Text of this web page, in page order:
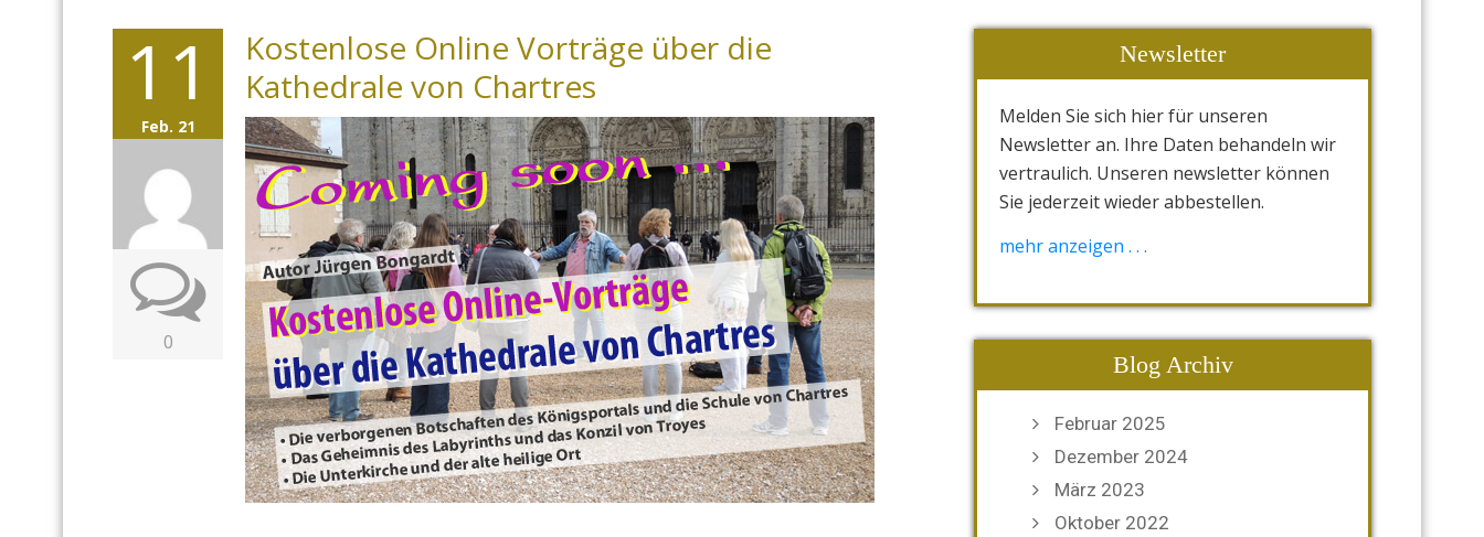
11
Feb. 21
0
Kostenlose Online Vorträge über die
Kathedrale von Chartres
Newsletter
Melden Sie sich hier für unseren
Newsletter an. Ihre Daten behandeln wir
vertraulich. Unseren newsletter können
Sie jederzeit wieder abbestellen.
mehr anzeigen . . .
Blog Archiv
Februar 2025
Dezember 2024
März 2023
Oktober 2022